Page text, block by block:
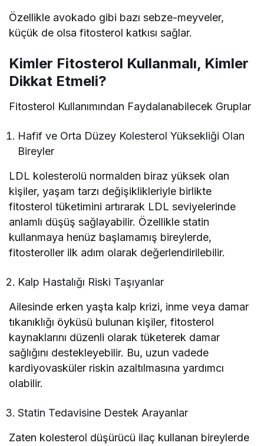
Özellikle avokado gibi bazı sebze-meyveler,
küçük de olsa fitosterol katkısı sağlar.
Kimler Fitosterol Kullanmalı, Kimler
Dikkat Etmeli?
Fitosterol Kullanımından Faydalanabilecek Gruplar
Hafif ve Orta Düzey Kolesterol Yüksekliği Olan
Bireyler
LDL kolesterolü normalden biraz yüksek olan
kişiler, yaşam tarzı değişiklikleriyle birlikte
fitosterol tüketimini artırarak LDL seviyelerinde
anlamlı düşüş sağlayabilir. Özellikle statin
kullanmaya henüz başlamamış bireylerde,
fitosteroller ilk adım olarak değerlendirilebilir.
Kalp Hastalığı Riski Taşıyanlar
Ailesinde erken yaşta kalp krizi, inme veya damar
tıkanıklığı öyküsü bulunan kişiler, fitosterol
kaynaklarını düzenli olarak tüketerek damar
sağlığını destekleyebilir. Bu, uzun vadede
kardiyovasküler riskin azaltılmasına yardımcı
olabilir.
Statin Tedavisine Destek Arayanlar
Zaten kolesterol düşürücü ilaç kullanan bireylerde